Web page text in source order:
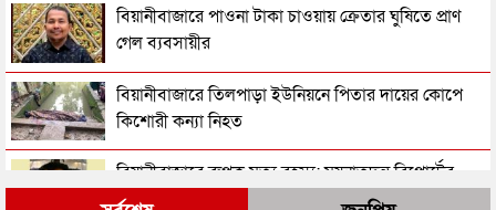
বিয়ানীবাজারে পাওনা টাকা চাওয়ায় ক্রেতার ঘুষিতে প্রাণ
গেল ব্যবসায়ীর
বিয়ানীবাজারে তিলপাড়া ইউনিয়নে পিতার দায়ের কোপে
কিশোরী কন্যা নিহত
বিয়ানীবাজারে রুপক মৃত্যু রহস্য: ময়নাতদন্ত রিপোর্টের
অপেক্ষায় পুলিশ